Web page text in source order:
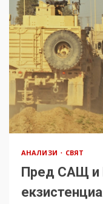
АНАЛИЗИ СВЯТ
Пред САЩ и